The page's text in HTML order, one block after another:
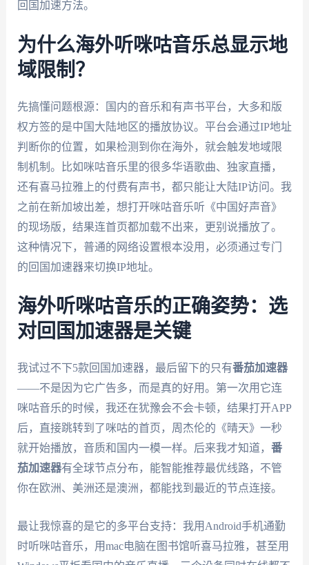
回国加速方法。
为什么海外听咪咕音乐总显示地
域限制？
先搞懂问题根源：国内的音乐和有声书平台，大多和版
权方签的是中国大陆地区的播放协议。平台会通过IP地址
判断你的位置，如果检测到你在海外，就会触发地域限
制机制。比如咪咕音乐里的很多华语歌曲、独家直播，
还有喜马拉雅上的付费有声书，都只能让大陆IP访问。我
之前在新加坡出差，想打开咪咕音乐听《中国好声音》
的现场版，结果连首页都加载不出来，更别说播放了。
这种情况下，普通的网络设置根本没用，必须通过专门
的回国加速器来切换IP地址。
海外听咪咕音乐的正确姿势：选
对回国加速器是关键
我试过不下5款回国加速器，最后留下的只有番茄加速器
——不是因为它广告多，而是真的好用。第一次用它连
咪咕音乐的时候，我还在犹豫会不会卡顿，结果打开APP
后，直接跳转到了咪咕的首页，周杰伦的《晴天》一秒
就开始播放，音质和国内一模一样。后来我才知道， 番
茄加速器有全球节点分布，能智能推荐最优线路，不管
你在欧洲、美洲还是澳洲，都能找到最近的节点连接。
最让我惊喜的是它的多平台支持：我用Android手机通勤
时听咪咕音乐，用mac电脑在图书馆听喜马拉雅，甚至用